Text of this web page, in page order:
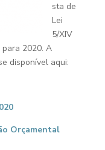
sta de
Lei
5/XIV
2020. A
disponível aqui:
Orçamental